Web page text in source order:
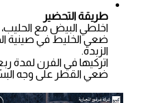
طريقة التحضير
اخلطي البيض مع
ضعي الخليط في صينية
الزبدة.
اتركيها في الفرن لمدة
ضعي القطر على وجه